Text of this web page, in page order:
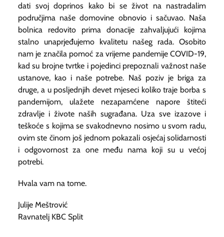
dati svoj doprinos kako bi se život na nastradalim
područjima naše domovine obnovio i sačuvao. Naša
bolnica redovito prima donacije zahvaljujući kojima
stalno unaprjeđujemo kvalitetu našeg rada. Osobito
nam je značila pomoć za vrijeme pandemije COVID-19,
kad su brojne tvrtke i pojedinci prepoznali važnost naše
ustanove, kao i naše potrebe. Naš poziv je briga za
druge, a u posljednjih devet mjeseci koliko traje borba s
pandemijom, ulažete nezapamćene napore štiteći
zdravlje i živote naših sugrađana. Uza sve izazove i
teškoće s kojima se svakodnevno nosimo u svom radu,
ovim ste činom još jednom pokazali osjećaj solidarnosti
i odgovornost za one među nama koji su u većoj
potrebi.
Hvala vam na tome.
Julije Meštrović
Ravnatelj KBC Split